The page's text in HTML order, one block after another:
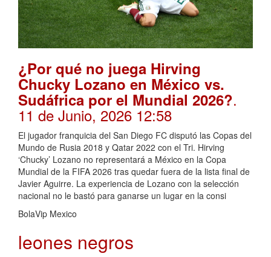
¿Por qué no juega Hirving
Chucky Lozano en México vs.
Sudáfrica por el Mundial 2026?.
11 de Junio, 2026 12:58
El jugador franquicia del San Diego FC disputó las Copas del
Mundo de Rusia 2018 y Qatar 2022 con el Tri. Hirving
‘Chucky’ Lozano no representará a México en la Copa
Mundial de la FIFA 2026 tras quedar fuera de la lista final de
Javier Aguirre. La experiencia de Lozano con la selección
nacional no le bastó para ganarse un lugar en la consi
BolaVip Mexico
leones negros